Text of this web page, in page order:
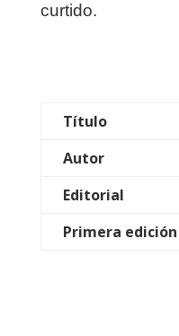
curtido.
Título
Autor
Editorial
Primera edición